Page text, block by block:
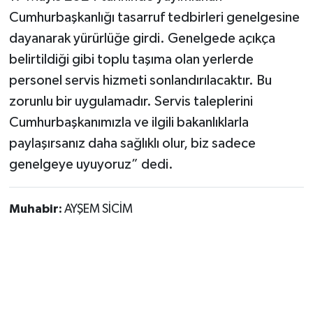
Cumhurbaşkanlığı tasarruf tedbirleri genelgesine
dayanarak yürürlüğe girdi. Genelgede açıkça
belirtildiği gibi toplu taşıma olan yerlerde
personel servis hizmeti sonlandırılacaktır. Bu
zorunlu bir uygulamadır. Servis taleplerini
Cumhurbaşkanımızla ve ilgili bakanlıklarla
paylaşırsanız daha sağlıklı olur, biz sadece
genelgeye uyuyoruz” dedi.
Muhabir: AYŞEM SİCİM